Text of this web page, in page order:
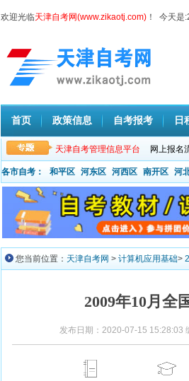
欢迎光临天津自考网(www.zikaotj.com) ！ 今天是:
首页 政策信息 自考报考 日
天津自考管理信息平台 网上报名
各市自考： 和平区 河东区 河西区 南开区 河
您当前位置： 天津自考网 > 计算机应用基础>
2009年10月全
发布日期：2020-07-15 15:28:03